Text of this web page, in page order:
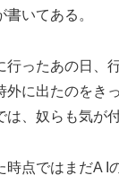
いてある。
行ったあの日、
外に出たのをき
、奴らも気が
時点ではまだA I